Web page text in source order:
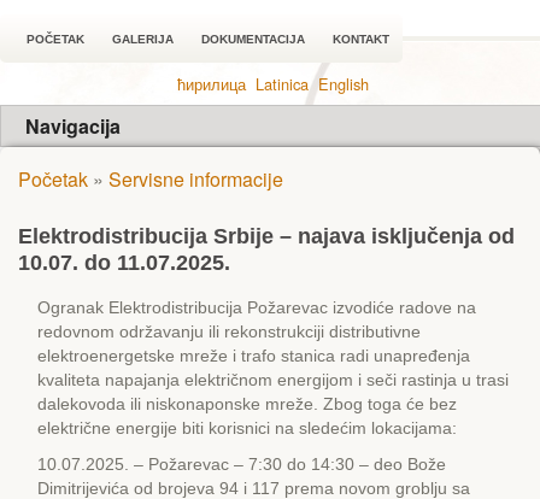
POČETAK GALERIJA DOKUMENTACIJA KONTAKT
ћирилица Latinica English
Navigacija
Početak » Servisne informacije
Еlektrodistribucija Srbije – najava isključenja od
10.07. do 11.07.2025.
Ogranak Еlektrodistribucija Požarevac izvodiće radove na
redovnom održavanju ili rekonstrukciji distributivne
elektroenergetske mreže i trafo stanica radi unapređenja
kvaliteta napajanja električnom energijom i seči rastinja u trasi
dalekovoda ili niskonaponske mreže. Zbog toga će bez
električne energije biti korisnici na sledećim lokacijama:
10.07.2025. – Požarevac – 7:30 do 14:30 – deo Bože
Dimitrijevića od brojeva 94 i 117 prema novom groblju sa